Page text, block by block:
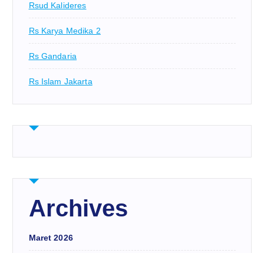
Rsud Kalideres
Rs Karya Medika 2
Rs Gandaria
Rs Islam Jakarta
Archives
Maret 2026